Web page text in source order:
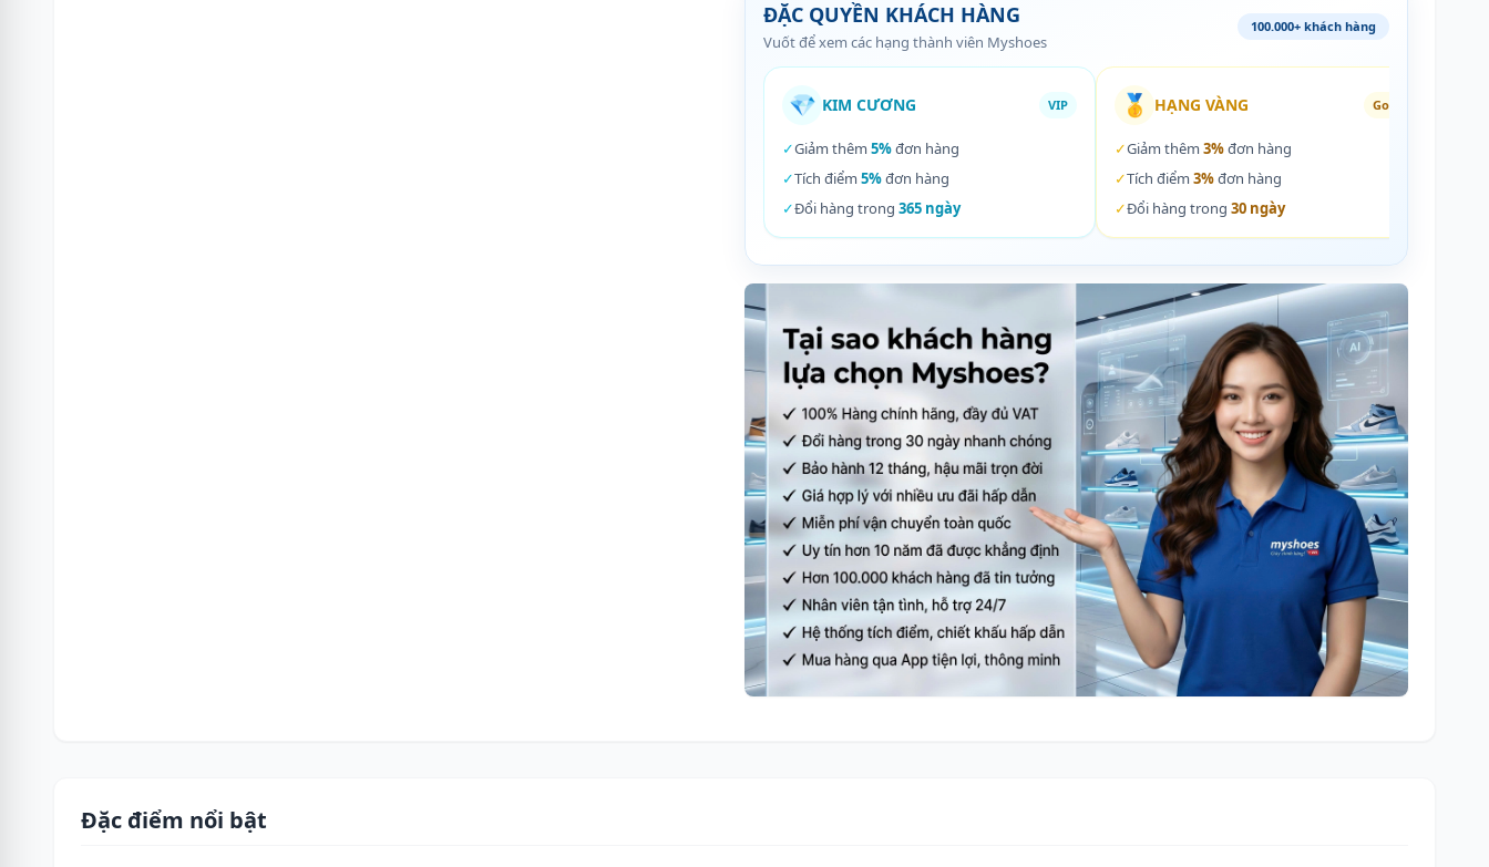
ĐẶC QUYỀN KHÁCH HÀNG
Vuốt để xem các hạng thành viên Myshoes
100.000+ khách hàng
💎 KIM CƯƠNG VIP
✓Giảm thêm 5%đơn hàng
✓Tích điểm 5%đơn hàng
✓Đổi hàng trong 365 ngày
🥇 HẠNG VÀNG Gold
✓Giảm thêm 3%đơn hàng
✓Tích điểm 3%đơn hàng
✓Đổi hàng trong 30 ngày
Đặc điểm nổi bật